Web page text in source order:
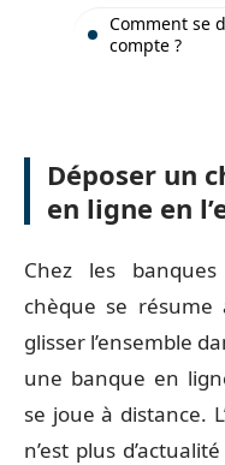
Comment se
compte ?
Déposer un
en ligne en
Chez les
chèque se
glisser l’ensemble
une banque en
se joue à distance.
n’est plus